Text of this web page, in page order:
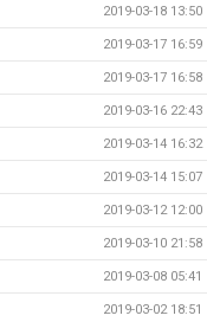
2019-03-18 13:50
2019-03-17 16:59
2019-03-17 16:58
2019-03-16 22:43
2019-03-14 16:32
2019-03-14 15:07
2019-03-12 12:00
2019-03-10 21:58
2019-03-08 05:41
2019-03-02 18:51